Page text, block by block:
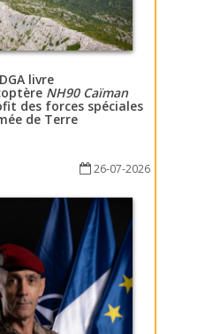
livre
NH90 Caïman
des forces spéciales
de Terre
26-07-2026